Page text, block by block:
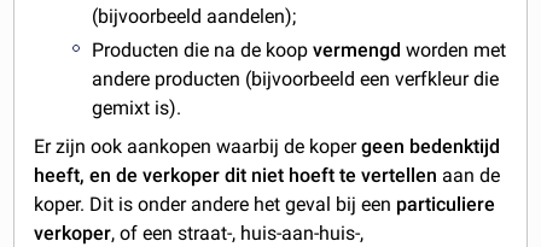
(bijvoorbeeld aandelen);
Producten die na de koopvermengdworden met
andere producten (bijvoorbeeld een verfkleur die
gemixt is).
Er zijn ook aankopen waarbij de kopergeen bedenktijd
heeft, en de verkoper dit niet hoeft te vertellen aan de
koper. Dit is onder andere het geval bij een particuliere
verkoper, of een straat-, huis-aan-huis-,